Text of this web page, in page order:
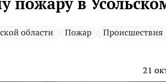
области Пожар Происшествия
21